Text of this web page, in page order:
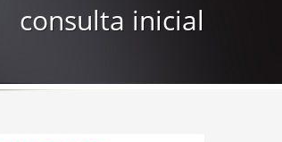
consulta inicial